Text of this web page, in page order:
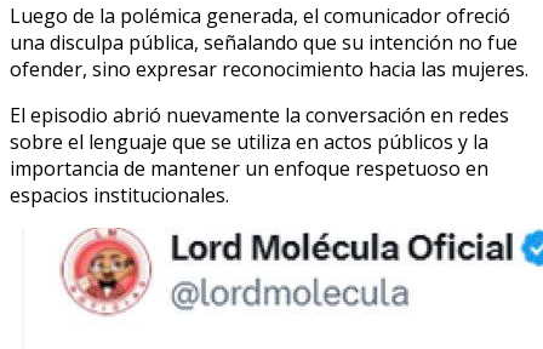
Luego de la polémica generada, el comunicador ofreció
una disculpa pública, señalando que su intención no fue
ofender, sino expresar reconocimiento hacia las mujeres.
El episodio abrió nuevamente la conversación en redes
sobre el lenguaje que se utiliza en actos públicos y la
importancia de mantener un enfoque respetuoso en
espacios institucionales.